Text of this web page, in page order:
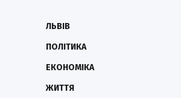
ЛЬВІВ
ПОЛІТИКА
ЕКОНОМІКА
ЖИТТЯ